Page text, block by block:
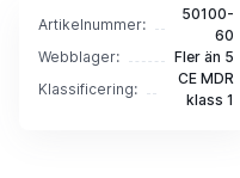
Artikelnummer:
50100-
60
Webblager:
Fler än 5
Klassificering:
CE MDR
klass 1